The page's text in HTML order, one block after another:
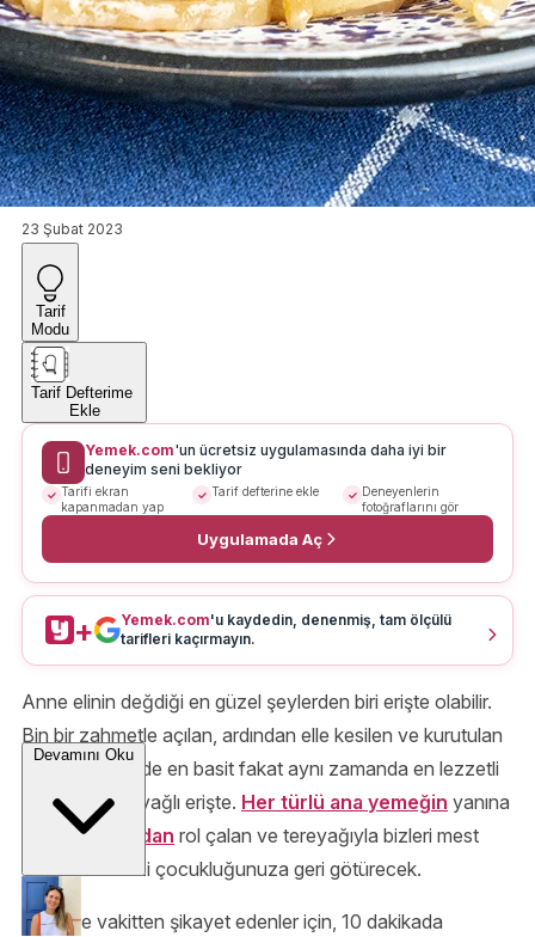
23 Şubat 2023
Tarif
Modu
Tarif Defterime
Ekle
Yemek.com'un ücretsiz uygulamasında daha iyi bir
deneyim seni bekliyor
Tarifi ekran
kapanmadan yap
Tarif defterine ekle
Deneyenlerin
fotoğraflarını gör
Uygulamada Aç
+ Yemek.com'u kaydedin, denenmiş, tam ölçülü
tarifleri kaçırmayın.
Anne elinin değdiği en güzel şeylerden biri erişte olabilir.
Bin bir zahmetle açılan, ardından elle kesilen ve kurutulan
eriştenin belki de en basit fakat aynı zamanda en lezzetli
hali bizce tereyağlı erişte. Her türlü ana yemeğin yanına
yakışan,
pilavdan rol çalan ve tereyağıyla bizleri mest
eden bu tat sizi çocukluğunuza geri götürecek.
Özellikle vakitten şikayet edenler için, 10 dakikada
Devamını Oku